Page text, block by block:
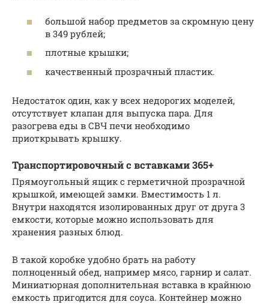
большой набор предметов за скромную цену
в 349 рублей;
плотные крышки;
качественный прозрачный пластик.
Недостаток один, как у всех недорогих моделей,
отсутствует клапан для выпуска пара. Для
разогрева еды в СВЧ печи необходимо
приоткрывать крышку.
Транспортировочный с вставками 365+
Прямоугольный ящик с герметичной прозрачной
крышкой, имеющей замки. Вместимость 1 л.
Внутри находятся изолированных друг от друга 3
емкости, которые можно использовать для
хранения разных блюд.
В такой коробке удобно брать на работу
полноценный обед, например мясо, гарнир и салат.
Миниатюрная дополнительная вставка в крайнюю
емкость пригодится для соуса. Контейнер можно